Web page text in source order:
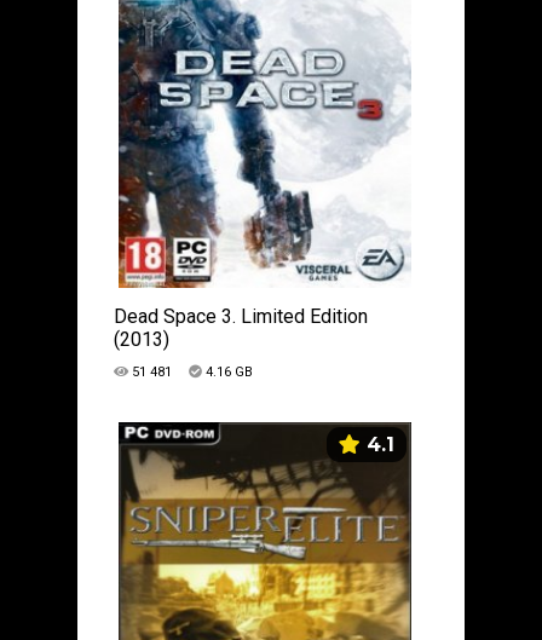
Dead Space 3. Limited Edition
(2013)
51 481 4.16 GB
4.1